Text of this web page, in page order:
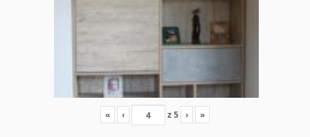
« ‹ z5 › »